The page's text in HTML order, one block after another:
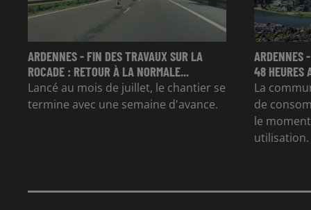
ARDENNES - FIN DES TRAVAUX SUR LA
ROCADE : RETOUR À LA NORMALE...
Lancé au mois de juillet, le chantier se
termine avec une semaine d'avance.
ARDENNES
48 HEURES
La
de
le
utilisation.